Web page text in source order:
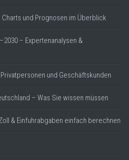
und Prognosen im Überblick
– Expertenanalysen &
und Geschäftskunden
– Was Sie wissen müssen
& Einfuhrabgaben einfach berechnen